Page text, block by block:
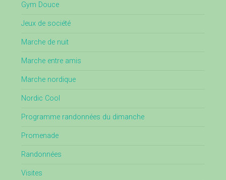
Gym Douce
Jeux de société
Marche de nuit
Marche entre amis
Marche nordique
Nordic Cool
Programme randonnées du dimanche
Promenade
Randonnées
Visites